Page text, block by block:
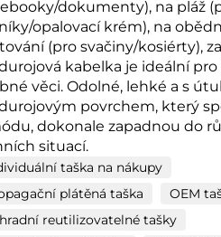
dokumenty), na pláž
opalovací krém), na
(pro svačiny/kosiérty),
kabelka je ideální
věci. Odolné, lehké a s
povrchem, který
dokonale zapadnou do
situací.
taška na nákupy
plátěná taška
OEM
reutilizovatelné tašky